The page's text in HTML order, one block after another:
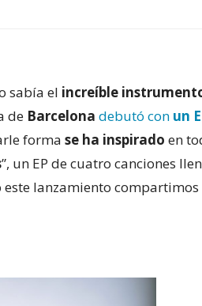
sabía el increíble
de Barcelona debutó con un
formase ha inspirado en
”, un EP de cuatro canciones
lanzamiento compartimos